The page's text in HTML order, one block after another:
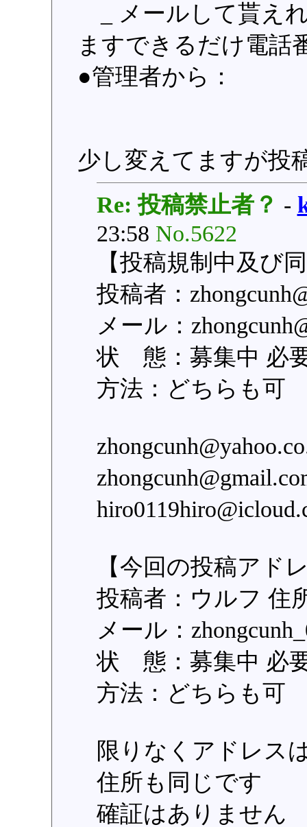
_ メールして貰え
ますできるだけ電話
●管理者から：
少し変えてますが投
Re: 投稿禁止者？ -
23:58 No.5622
【投稿規制中及び
投稿者：
メール：
状 態：募集中 必
方法：どちらも可
【今回の投稿アド
投稿者：ウルフ 住
メール：
状 態：募集中 必
方法：どちらも可
限りなくアドレス
住所も同じです
確証はありません